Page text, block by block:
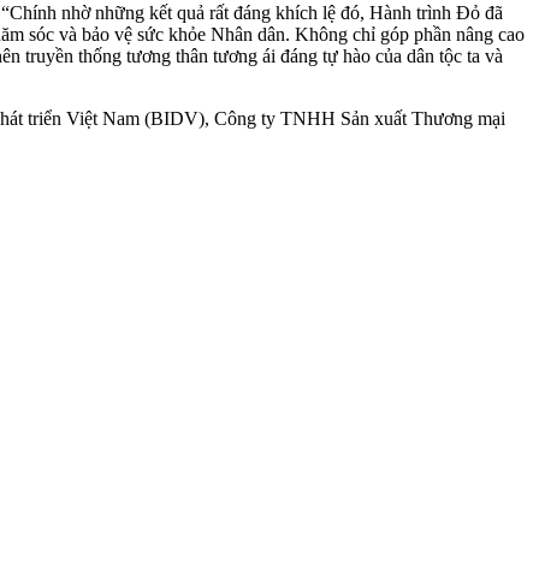
nhờ những kết quả rất đáng khích lệ đó, Hành trình Đỏ đã
sóc và bảo vệ sức khỏe Nhân dân. Không chỉ góp phần nâng cao
truyền thống tương thân tương ái đáng tự hào của dân tộc ta và
triển Việt Nam (BIDV), Công ty TNHH Sản xuất Thương mại